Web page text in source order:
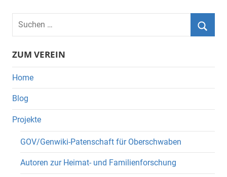
Suchen
nach:
ZUM VEREIN
Home
Blog
Projekte
GOV/Genwiki-Patenschaft für Oberschwaben
Autoren zur Heimat- und Familienforschung